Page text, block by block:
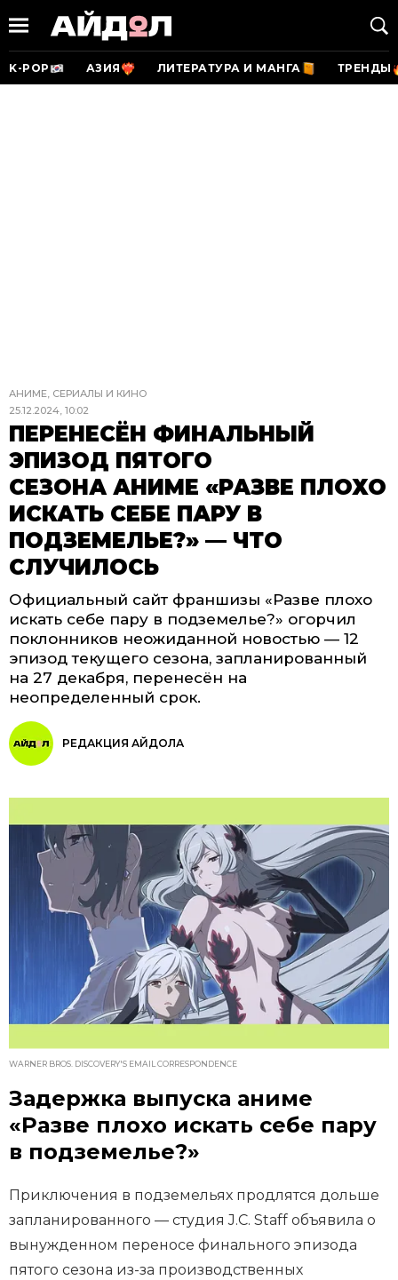
K-POP АЗИЯ ЛИТЕРАТУРА И МАНГА ТРЕНДЫ
АНИМЕ, СЕРИАЛЫ И КИНО
25.12.2024, 10:02
ПЕРЕНЕСЁН ФИНАЛЬНЫЙ
ЭПИЗОД ПЯТОГО
СЕЗОНА АНИМЕ «РАЗВЕ ПЛОХО
ИСКАТЬ СЕБЕ ПАРУ В
ПОДЗЕМЕЛЬЕ?» — ЧТО
СЛУЧИЛОСЬ
Официальный сайт франшизы «Разве плохо
искать себе пару в подземелье?» огорчил
поклонников неожиданной новостью — 12
эпизод текущего сезона, запланированный
на 27 декабря, перенесён на
неопределенный срок.
РЕДАКЦИЯ АЙДОЛА
WARNER BROS. DISCOVERY'S EMAIL CORRESPONDENCE
Задержка выпуска аниме
«Разве плохо искать себе пару
в подземелье?»
Приключения в подземельях продлятся дольше
запланированного — студия J.C. Staff объявила о
вынужденном переносе финального эпизода
пятого сезона из-за производственных